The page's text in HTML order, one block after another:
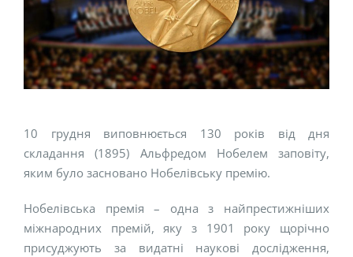
10 грудня виповнюється 130 років від дня
складання (1895) Альфредом Нобелем заповіту,
яким було засновано Нобелівську премію.
Нобелівська премія – одна з найпрестижніших
міжнародних премій, яку з 1901 року щорічно
присуджують за видатні наукові дослідження,